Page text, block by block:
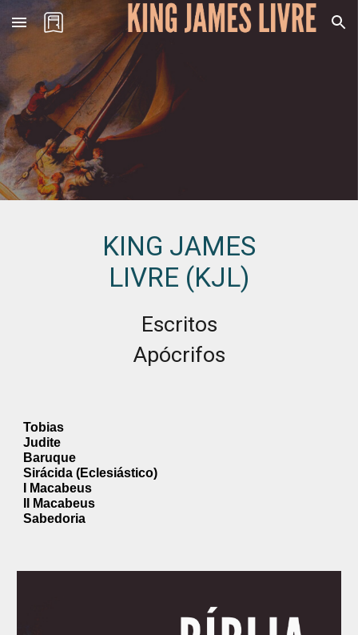
Skip to main content Skip to navigation
KING JAMES
LIVRE (KJL)
Escritos
Apócrifos
Tobias
Judite
Baruque
Sirácida (Eclesiástico)
I Macabeus
II Macabeus
Sabedoria